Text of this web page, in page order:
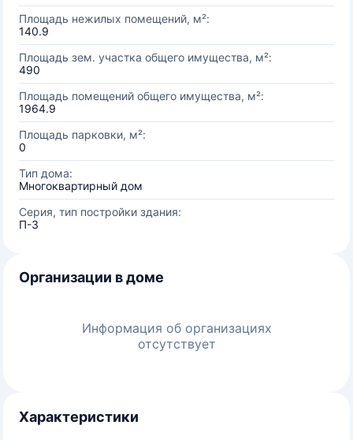
Площадь нежилых помещений, м²:
140.9
Площадь зем. участка общего имущества, м²:
490
Площадь помещений общего имущества, м²:
1964.9
Площадь парковки, м²:
0
Тип дома:
Многоквартирный дом
Серия, тип постройки здания:
П-3
Организации в доме
Информация об организациях
отсутствует
Характеристики